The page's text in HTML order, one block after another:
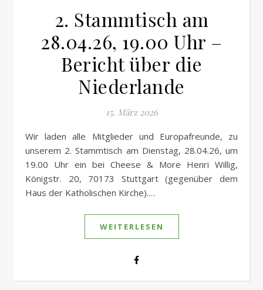
2. Stammtisch am
28.04.26, 19.00 Uhr –
Bericht über die
Niederlande
15. März 2026
Wir laden alle Mitglieder und Europafreunde, zu
unserem 2. Stammtisch am Dienstag, 28.04.26, um
19.00 Uhr ein bei Cheese & More Henri Willig,
Königstr. 20, 70173 Stuttgart (gegenüber dem
Haus der Katholischen Kirche).…
WEITERLESEN